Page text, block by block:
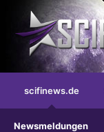
scifinews.de
Newsmeldungen